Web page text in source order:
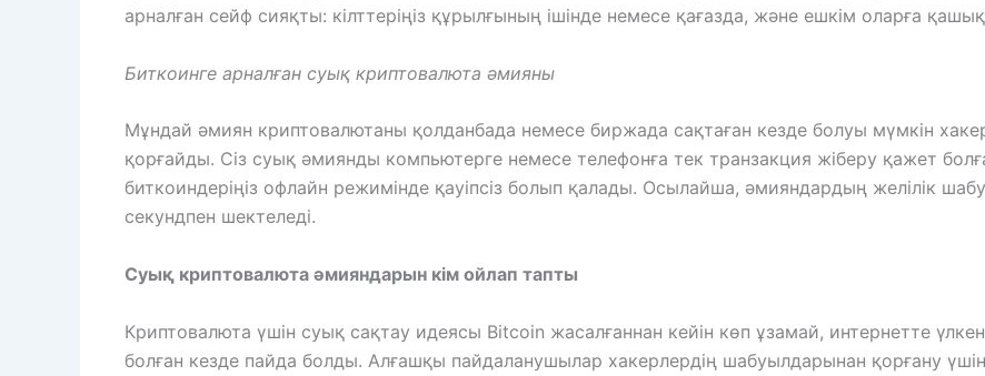
арналған сейф сияқты: кілттеріңіз құрылғының ішінде немесе қағазда, және ешкім оларға
Биткоинге арналған суық криптовалюта әмияны
Мұндай әмиян криптовалютаны қолданбада немесе биржада сақтаған кезде болуы мүмкін
қорғайды. Сіз суық әмиянды компьютерге немесе телефонға тек транзакция жіберу қажет
биткоиндеріңіз офлайн режимінде қауіпсіз болып қалады. Осылайша, әмияндардың желілік
секундпен шектеледі.
Суық криптовалюта әмияндарын кім ойлап тапты
Криптовалюта үшін суық сақтау идеясы Bitcoin жасалғаннан кейін көп ұзамай, интернетте үлкен
болған кезде пайда болды. Алғашқы пайдаланушылар хакерлердің шабуылдарынан қорғану